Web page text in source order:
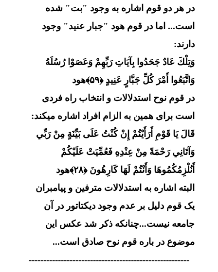
در هر دو قوم اشاره به وجود "بت" شده
است... اما در قوم هود "جبار عنید" وجود
دارند:
وَتِلْكَ عَادٌ جَحَدُوا بِآيَاتِ رَبِّهِمْ وَعَصَوْا رُسُلَهُ
وَاتَّبَعُوا أَمْرَ كُلِّ جَبَّارٍ عَنِيدٍ ﴿۵۹﴾هود
در قوم نوح استدلالات و انتخاب راه فردی
است برای همین به الزام افراد اشاره میکند:
قَالَ يَا قَوْمِ أَرَأَيْتُمْ إِنْ كُنْتُ عَلَى بَيِّنَةٍ مِنْ رَبِّي
وَآتَانِي رَحْمَةً مِنْ عِنْدِهِ فَعُمِّيَتْ عَلَيْكُمْ
أَنُلْزِمُكُمُوهَا وَأَنْتُمْ لَهَا كَارِهُونَ ﴿۲۸﴾هود
البته اشاره به استدلالات مترفین و پیامبران
یک قوم دلیل بر عدم وجود دیکتاتور در آن
جامعه نیست...چنانکه ذکر شد عکس این
موضوع در باره قوم نوح صادق است...
-------------------------------------------------------